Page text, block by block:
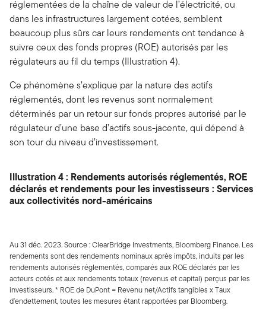
réglementées de la chaîne de valeur de l’électricité, ou
dans les infrastructures largement cotées, semblent
beaucoup plus sûrs car leurs rendements ont tendance à
suivre ceux des fonds propres (ROE) autorisés par les
régulateurs au fil du temps (Illustration 4).
Ce phénomène s’explique par la nature des actifs
réglementés, dont les revenus sont normalement
déterminés par un retour sur fonds propres autorisé par le
régulateur d’une base d’actifs sous-jacente, qui dépend à
son tour du niveau d’investissement.
Illustration 4 : Rendements autorisés réglementés, ROE
déclarés et rendements pour les investisseurs : Services
aux collectivités nord-américains
Au 31 déc. 2023. Source : ClearBridge Investments, Bloomberg Finance. Les
rendements sont des rendements nominaux après impôts, induits par les
rendements autorisés réglementés, comparés aux ROE déclarés par les
acteurs cotés et aux rendements totaux (revenus et capital) perçus par les
investisseurs. * ROE de DuPont = Revenu net/Actifs tangibles x Taux
d’endettement, toutes les mesures étant rapportées par Bloomberg.